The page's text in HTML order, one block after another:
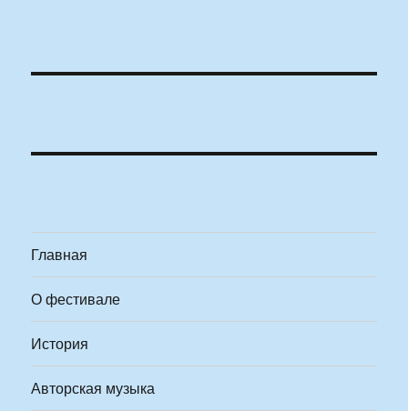
Главная
О фестивале
История
Авторская музыка